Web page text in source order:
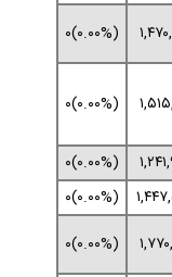
(۰.۰۰%)۰
(۰.۰۰%)۰
(۰.۰۰%)۰
(۰.۰۰%)۰
(۰.۰۰%)۰